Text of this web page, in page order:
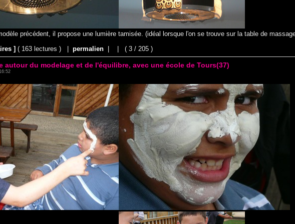
précédent, il propose une lumière tamisée. (idéal lorsque l'on se trouve sur la table de
] ( 163 lectures ) | permalien ( 3 / 205 )
autour du modelage et de l'équilibre, avec une école de Tours(37)